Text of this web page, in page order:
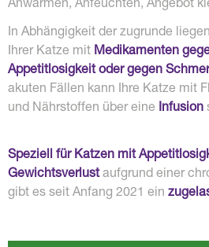
Anwärmen, Anfeuchten, Angebot
In Abhängigkeit der zugrunde
Ihrer Katze mit Medikamenten
Appetitlosigkeit oder gegen
akuten Fällen kann Ihre Katze mit
und Nährstoffen über eine Infusion
Speziell für Katzen mit
Gewichtsverlustaufgrund einer
gibt es seit Anfang 2021 ein